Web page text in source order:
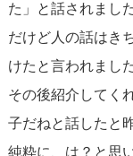
た」と話されました
だけど人の話はき
けたと言われました
その後紹介してく
子だねと話したと
純粋に、は？と思